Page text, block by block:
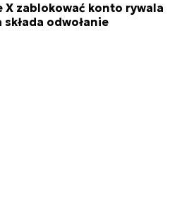
X zablokować konto rywala
odwołanie